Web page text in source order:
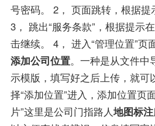
号密码。 2， 页面跳转，根据提
3， 跳出“服务条款”，根据提示
击继续。 4， 进入“管理位置”页
添加公司位置。一种是从文件中
示模版，填写好之后上传，就可
择“添加位置”进入，添加位置页
片”这里是公司门指路人地图标注